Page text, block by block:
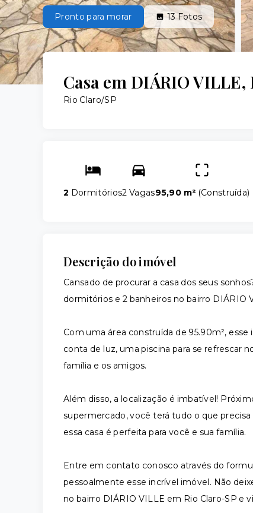
Pronto para morar 13Fotos
Casa em DIÁRIO
Rio Claro/SP
2 Dormitórios2 Vagas95,90 m² (Construída)
Descrição do imóvel
Cansado de procurar a casa dos seus
dormitórios e 2 banheiros no bairro DIÁRIO
Com uma área construída de 95.90m²,
conta de luz, uma piscina para se refrescar
família e os amigos.
Além disso, a localização é imbatível!
supermercado, você terá tudo o que
essa casa é perfeita para você e sua família.
Entre em contato conosco através do
pessoalmente esse incrível imóvel. Não
no bairro DIÁRIO VILLE em Rio Claro-SP e